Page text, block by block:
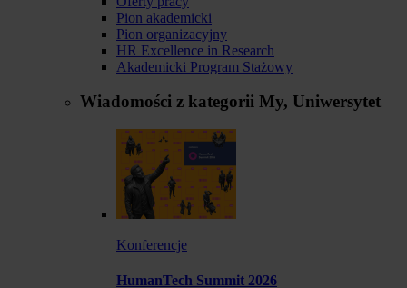
Pion akademicki
Pion organizacyjny
HR Excellence in Research
Akademicki Program Stażowy
Wiadomości z kategorii My, Uniwersytet
Konferencje
HumanTech Summit 2026